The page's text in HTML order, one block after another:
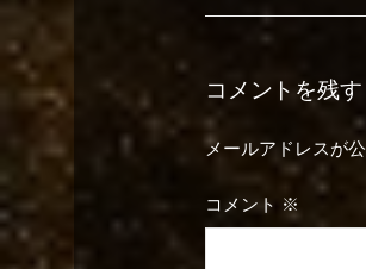
コメントを残す
メールアドレスが
コメント ※